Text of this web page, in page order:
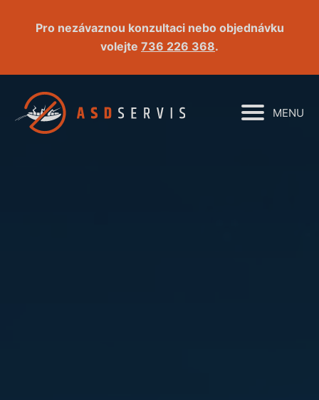
Pro nezávaznou konzultaci nebo objednávku
volejte 736 226 368.
MENU